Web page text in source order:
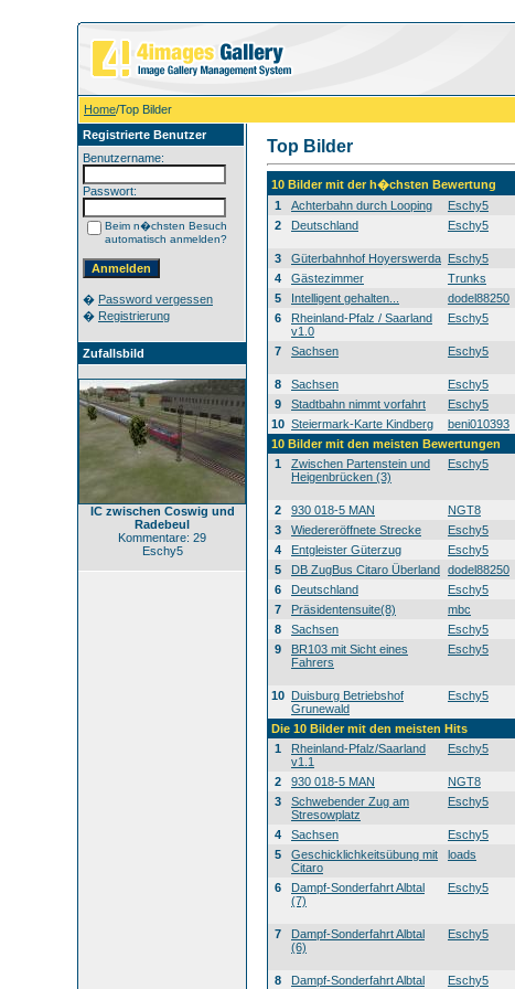
Home/Top Bilder
Registrierte Benutzer
Benutzername:
Passwort:
Beim n�chsten Besuch
automatisch anmelden?
� Password vergessen
� Registrierung
Zufallsbild
IC zwischen Coswig und
Radebeul
Kommentare: 29
Eschy5
Top Bilder
10 Bilder mit der h�chsten Bewertung
1
Achterbahn durch Looping Eschy5
2
Deutschland Eschy5
3 Güterbahnhof Hoyerswerda Eschy5
4
Gästezimmer Trunks
5
Intelligent gehalten... dodel88250
6
Rheinland-Pfalz / Saarland
v1.0
Eschy5
7 Sachsen Eschy5
8 Sachsen Eschy5
9
Stadtbahn nimmt vorfahrt Eschy5
10 Steiermark-Karte Kindberg beni010393
10 Bilder mit den meisten Bewertungen
1
Zwischen Partenstein und
Heigenbrücken (3)
Eschy5
2 930 018-5 MAN NGT8
3
Wiedereröffnete Strecke Eschy5
4
Entgleister Güterzug Eschy5
5
DB ZugBus Citaro Überland dodel88250
6
Deutschland Eschy5
7
Präsidentensuite(8) mbc
8
Sachsen Eschy5
9
BR103 mit Sicht eines
Fahrers
Eschy5
10 Duisburg Betriebshof
Grunewald
Eschy5
Die 10 Bilder mit den meisten Hits
1
Rheinland-Pfalz/Saarland
v1.1
Eschy5
2 930 018-5 MAN NGT8
3
Schwebender Zug am
Stresowplatz
Eschy5
4 Sachsen Eschy5
5
Geschicklichkeitsübung mit
Citaro
loads
6
Dampf-Sonderfahrt Albtal
(7)
Eschy5
7
Dampf-Sonderfahrt Albtal
(6)
Eschy5
8
Dampf-Sonderfahrt Albtal
Eschy5